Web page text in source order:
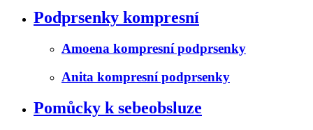
Podprsenky kompresní
Amoena kompresní podprsenky
Anita kompresní podprsenky
Pomůcky k sebeobsluze